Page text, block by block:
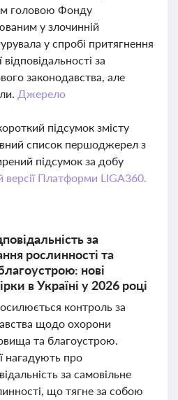
головою Фонду
у злочинній
у спробі притягнення
за
законодавства, але
Джерело
підсумок змісту
список першоджерел з
підсумок за добу
версії Платформи LIGA360.
за
рослинності та
нові
в Україні у 2026 році
контроль за
щодо охорони
та благоустрою.
нагадують про
за самовільне
що тягне за собою